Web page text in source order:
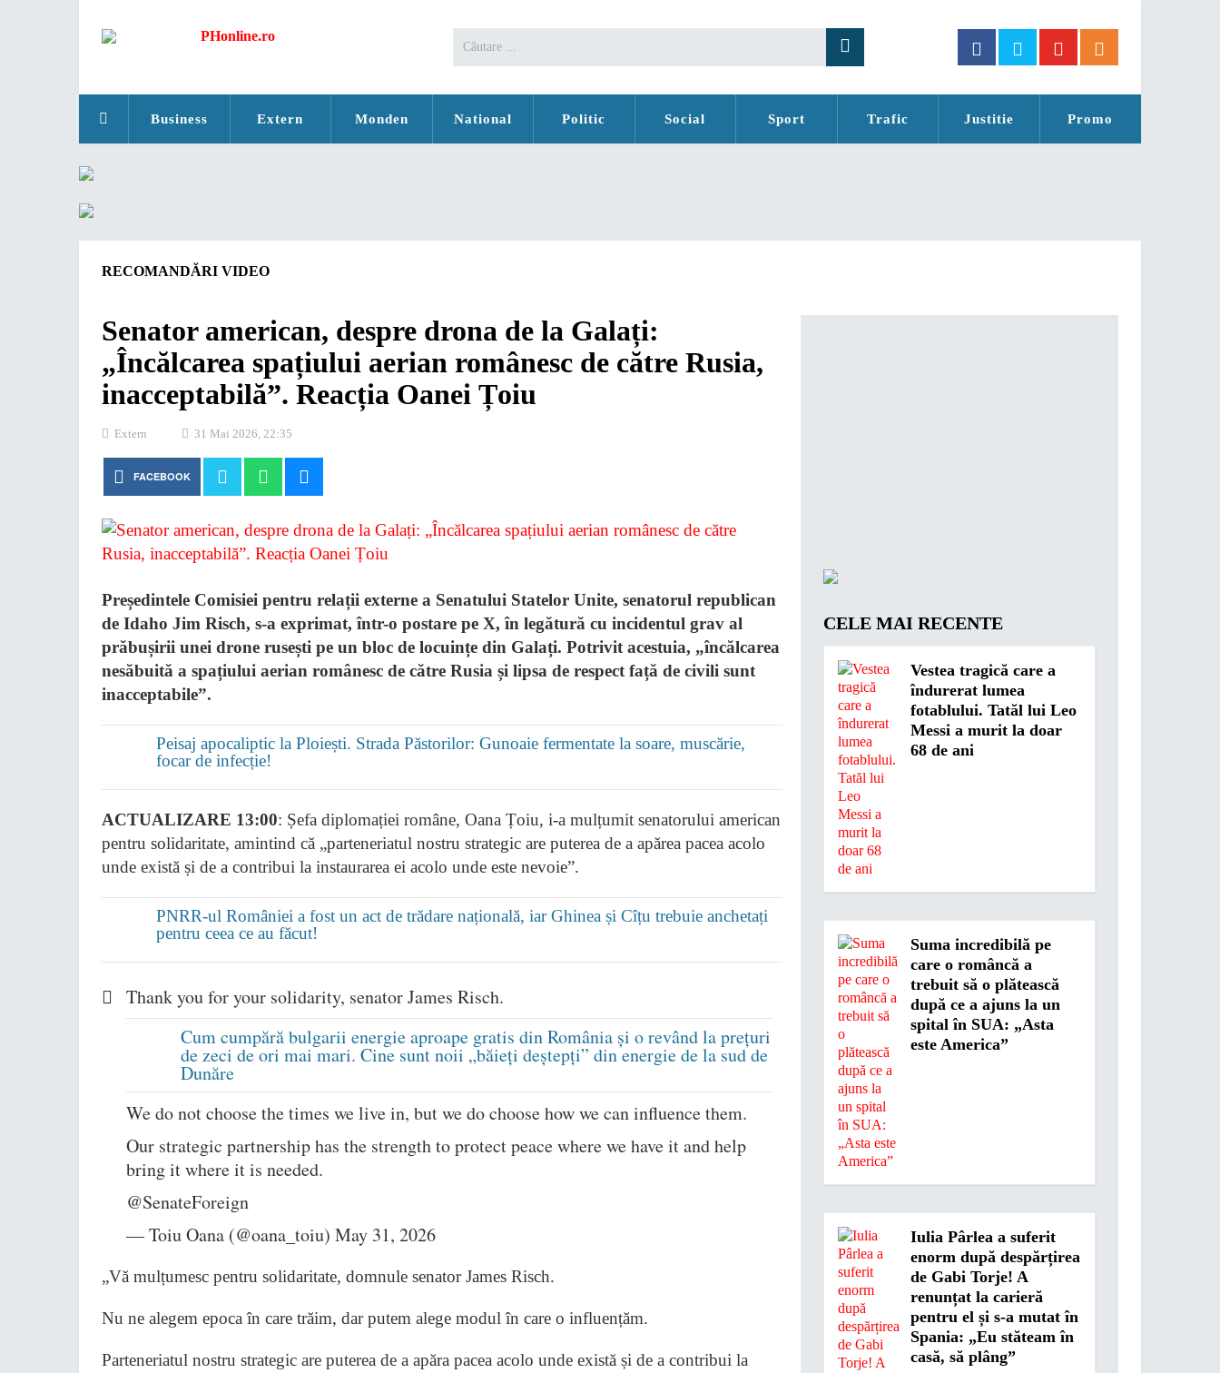
Business Extern Monden National Politic Social Sport Trafic Justitie Promo
RECOMANDĂRI VIDEO
Senator american, despre drona de la Galați:
„Încălcarea spațiului aerian românesc de către Rusia,
inacceptabilă”. Reacția Oanei Țoiu
Extern 31 Mai 2026, 22:35
FACEBOOK
Președintele Comisiei pentru relații externe a Senatului Statelor Unite, senatorul republican
de Idaho Jim Risch, s-a exprimat, într-o postare pe X, în legătură cu incidentul grav al
prăbușirii unei drone rusești pe un bloc de locuințe din Galați. Potrivit acestuia, „încălcarea
nesăbuită a spațiului aerian românesc de către Rusia și lipsa de respect față de civili sunt
inacceptabile”.
Peisaj apocaliptic la Ploiești. Strada Păstorilor: Gunoaie fermentate la soare, muscărie,
focar de infecție!
ACTUALIZARE 13:00: Șefa diplomației române, Oana Țoiu, i-a mulțumit senatorului american
pentru solidaritate, amintind că „parteneriatul nostru strategic are puterea de a apărea pacea acolo
unde există și de a contribui la instaurarea ei acolo unde este nevoie”.
PNRR-ul României a fost un act de trădare națională, iar Ghinea și Cîțu trebuie anchetați
pentru ceea ce au făcut!
Thank you for your solidarity, senator James Risch.
Cum cumpără bulgarii energie aproape gratis din România și o revând la prețuri
de zeci de ori mai mari. Cine sunt noii „băieți deștepți” din energie de la sud de
Dunăre
We do not choose the times we live in, but we do choose how we can influence them.
Our strategic partnership has the strength to protect peace where we have it and help
bring it where it is needed.
@SenateForeign
— Toiu Oana (@oana_toiu) May 31, 2026
„Vă mulțumesc pentru solidaritate, domnule senator James Risch.
Nu ne alegem epoca în care trăim, dar putem alege modul în care o influențăm.
Parteneriatul nostru strategic are puterea de a apăra pacea acolo unde există și de a contribui la
CELE MAI RECENTE
Vestea tragică care a
îndurerat lumea
fotablului. Tatăl lui Leo
Messi a murit la doar
68 de ani
Suma incredibilă pe
care o româncă a
trebuit să o plătească
după ce a ajuns la un
spital în SUA: „Asta
este America”
Iulia Pârlea a suferit
enorm după despărțirea
de Gabi Torje! A
renunțat la carieră
pentru el și s-a mutat în
Spania: „Eu stăteam în
casă, să plâng”